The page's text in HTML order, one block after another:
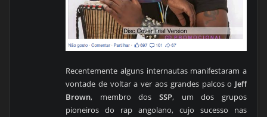
Recentemente alguns internautas manifestaram a
vontade de voltar a ver aos grandes palcos o Jeff
Brown, membro dosSSP, um dos grupos
pioneiros do rap angolano, cujo sucesso nas